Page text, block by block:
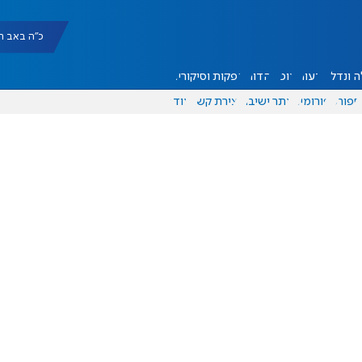
כ"ה באב תשפ"ו
ונדל"ן דעות אוכל יהדות הפקות וסיקורים
ספורט פורומים אתר ישיבה יצירת קשר עוד